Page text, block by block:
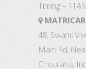
Timing –
48, Swami
Main Rd,
Chouraha,